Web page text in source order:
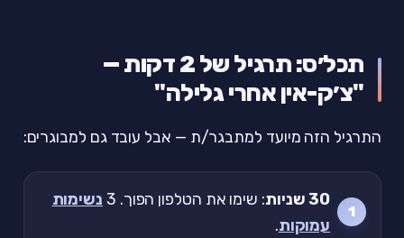
תכל׳ס: תרגיל של 2 דקות —
"צ׳ק-אין אחרי גלילה"
התרגיל הזה מיועד למתבגר/ת — אבל עובד גם למבוגרים:
30 שניות : שימו את הטלפון הפוך. 3
נשימות
עמוקות.